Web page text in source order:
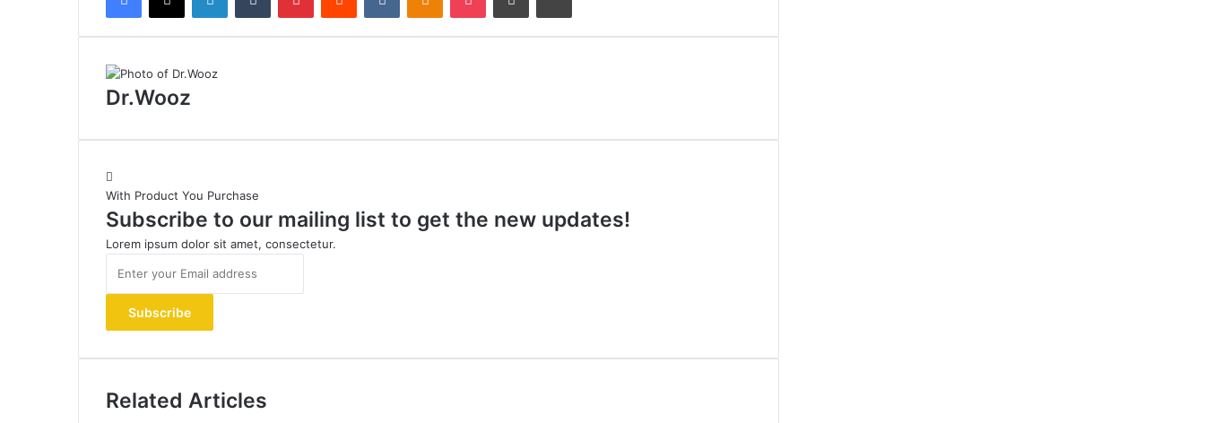
Dr.Wooz
With Product You Purchase
Subscribe to our mailing list to get the new updates!
Lorem ipsum dolor sit amet, consectetur.
your
Email
address
Related Articles